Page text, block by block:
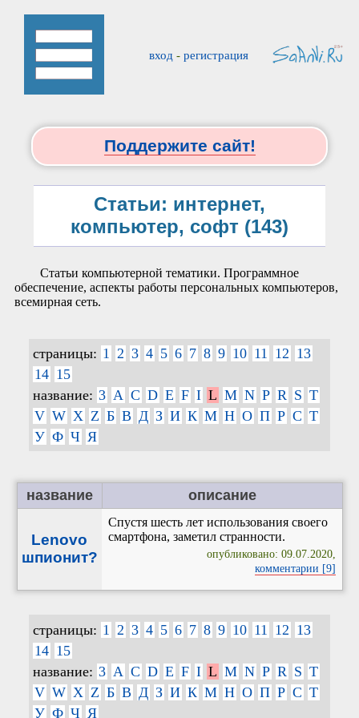
вход - регистрация
Поддержите сайт!
Статьи: интернет,
компьютер, софт (143)
Статьи компьютерной тематики. Программное
обеспечение, аспекты работы персональных компьютеров,
всемирная сеть.
страницы: 1 2 3 4 5 6 7 8 9 10 11 12 13
14 15
название: 3 A C D E F I L M N P R S T
V W X Z Б В Д З И К М Н О П Р С Т
У Ф Ч Я
название описание
Lenovo
шпионит?
Спустя шесть лет использования своего
смартфона, заметил странности.
опубликовано: 09.07.2020,
комментарии [9]
страницы: 1 2 3 4 5 6 7 8 9 10 11 12 13
14 15
название: 3 A C D E F I L M N P R S T
V W X Z Б В Д З И К М Н О П Р С Т
У Ф Ч Я